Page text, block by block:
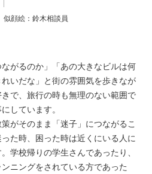
似顔絵：鈴木相談員
がるのか」「あの大きなビルは何
いだな」と街の雰囲気を歩きなが
で、旅行の時も無理のない範囲で
しています。
がそのまま「迷子」につながるこ
た時、困った時は近くにいる人に
学校帰りの学生さんであったり、
ニングをされている方であった